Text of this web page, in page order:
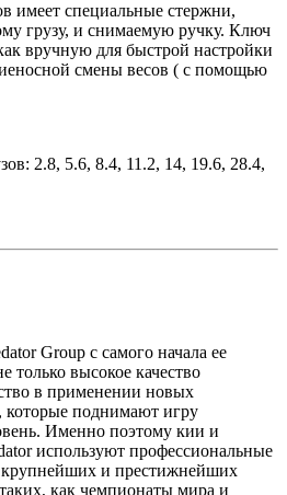
имеет специальные стержни,
грузу, и снимаемую ручку. Ключ
вручную для быстрой настройки
смены весов ( с помощью
2.8, 5.6, 8.4, 11.2, 14, 19.6, 28.4,
Group с самого начала ее
только высокое качество
в применении новых
которые поднимают игру
Именно поэтому кии и
используют профессиональные
и престижнейших
как чемпионаты мира и